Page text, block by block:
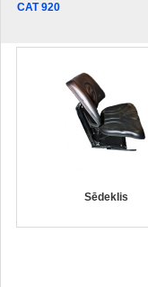
CAT 920
Sēdeklis